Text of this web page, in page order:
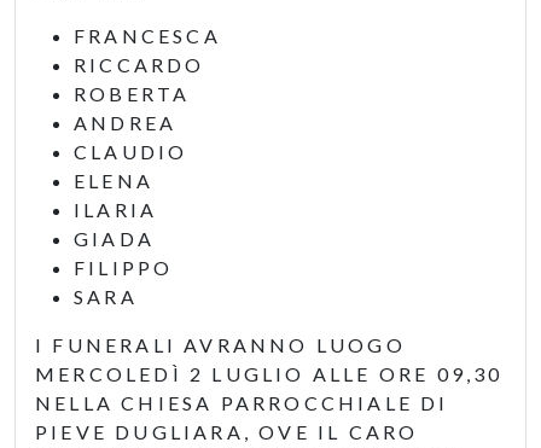
FRANCESCA
RICCARDO
ROBERTA
ANDREA
CLAUDIO
ELENA
ILARIA
GIADA
FILIPPO
SARA
I FUNERALI AVRANNO LUOGO
MERCOLEDÌ 2 LUGLIO ALLE ORE 09,30
NELLA CHIESA PARROCCHIALE DI
PIEVE DUGLIARA, OVE IL CARO